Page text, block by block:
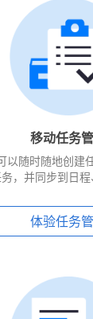
移动任务
以随时随地创建
，并同步到日
体验任务